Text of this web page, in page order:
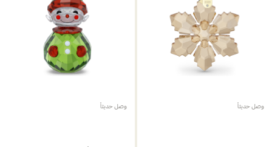
وصل حديثاً وصل حديثاً